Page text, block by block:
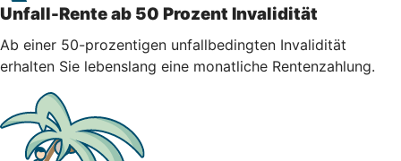
Unfall-Rente ab 50 Prozent Invalidität
Ab einer 50-prozentigen unfallbedingten Invalidität
erhalten Sie lebenslang eine monatliche Rentenzahlung.